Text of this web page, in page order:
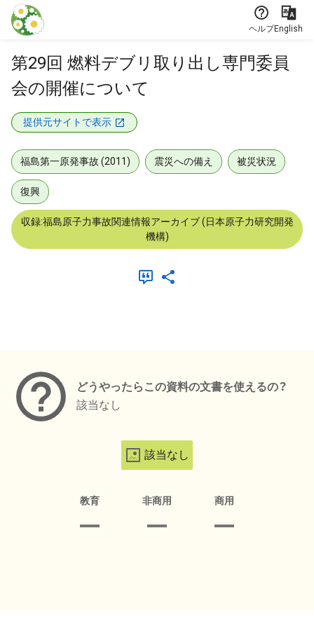
本文に飛ぶ
ヘルプEnglish
第29回 燃料デブリ取り出し専門委員
会の開催について
提供元サイトで表示
福島第一原発事故 (2011) 震災への備え 被災状況
復興
収録:福島原子力事故関連情報アーカイブ (日本原子力研究開発
機構)
どうやったらこの資料の文書を使えるの？
該当なし
該当なし
教育 非商用 商用